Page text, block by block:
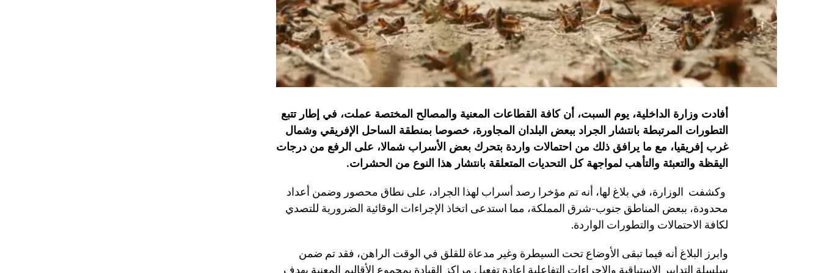
أفادت وزارة الداخلية، يوم السبت، أن كافة القطاعات المعنية والمصالح المختصة عملت، في إطار تتبع
التطورات المرتبطة بانتشار الجراد ببعض البلدان المجاورة، خصوصا بمنطقة الساحل الإفريقي وشمال
غرب إفريقيا، مع ما يرافق ذلك من احتمالات واردة بتحرك بعض الأسراب شمالا، على الرفع من درجات
اليقظة والتعبئة والتأهب لمواجهة كل التحديات المتعلقة بانتشار هذا النوع من الحشرات.
وكشفت الوزارة، في بلاغ لها، أنه تم مؤخرا رصد أسراب لهذا الجراد، على نطاق محصور وضمن أعداد
محدودة، ببعض المناطق جنوب-شرق المملكة، مما استدعى اتخاذ الإجراءات الوقائية الضرورية للتصدي
لكافة الاحتمالات والتطورات الواردة.
وابرز البلاغ أنه فيما تبقى الأوضاع تحت السيطرة وغير مدعاة للقلق في الوقت الراهن، فقد تم ضمن
سلسلة التدابير الاستباقية والإجراءات التفاعلية إعادة تفعيل مراكز القيادة بمجموع الأقاليم المعنية بهدف